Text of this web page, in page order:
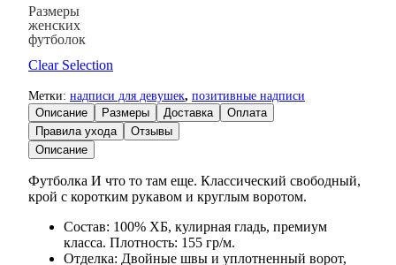
Размеры
женских
футболок
Clear Selection
Метки: надписи для девушек, позитивные надписи
Описание
Размеры Доставка
Оплата
Правила ухода
Отзывы
Описание
Футболка И что то там еще. Классический свободный,
крой с коротким рукавом и круглым воротом.
Состав: 100% ХБ, кулирная гладь, премиум
класса. Плотность: 155 гр/м.
Отделка: Двойные швы и уплотненный ворот,